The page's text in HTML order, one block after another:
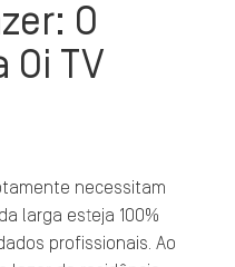
O
Oi TV
necessitam
larga esteja 100%
profissionais. Ao